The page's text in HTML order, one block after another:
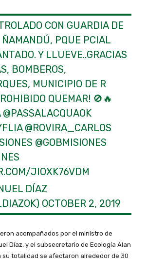
CON GUARDIA DE
PQUE PCIAL
Y LLUEVE..GRACIAS
BOMBEROS,
MUNICIPIO DE R
QUEMAR! 🚫🔥
@PASSALACQUAOK
@ROVIRA_CARLOS
@GOBMISIONES
JIOXK76VDM
DÍAZ
OCTOBER 2, 2019
acompañados por el ministro de
Díaz, y el subsecretario de Ecología Alan
su totalidad se afectaron alrededor de 30